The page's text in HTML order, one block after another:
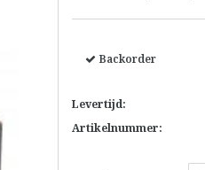
Backorder
Levertijd:
Artikelnummer: